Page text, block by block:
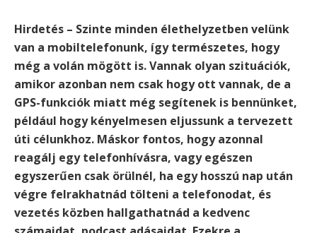
Hirdetés – Szinte minden élethelyzetben velünk
van a mobiltelefonunk, így természetes, hogy
még a volán mögött is. Vannak olyan szituációk,
amikor azonban nem csak hogy ott vannak, de a
GPS-funkciók miatt még segítenek is bennünket,
például hogy kényelmesen eljussunk a tervezett
úti célunkhoz. Máskor fontos, hogy azonnal
reagálj egy telefonhívásra, vagy egészen
egyszerűen csak örülnél, ha egy hosszú nap után
végre felrakhatnád tölteni a telefonodat, és
vezetés közben hallgathatnád a kedvenc